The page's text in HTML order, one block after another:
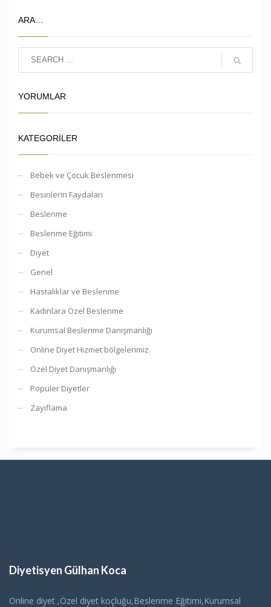
ARA…
YORUMLAR
KATEGORILER
Bebek ve Çocuk Beslenmesi
Besinlerin Faydaları
Beslenme
Beslenme Eğitimi
Diyet
Genel
Hastalıklar ve Beslenme
Kadınlara Özel Beslenme
Kurumsal Beslenme Danışmanlığı
Online Diyet Hizmet bölgelerimiz.
Özel Diyet Danışmanlığı
Popüler Diyetler
Zayıflama
Diyetisyen Gülhan Koca
Online diyet ,Özel diyet koçluğu,Beslenme Eğitimi,Kurumsal